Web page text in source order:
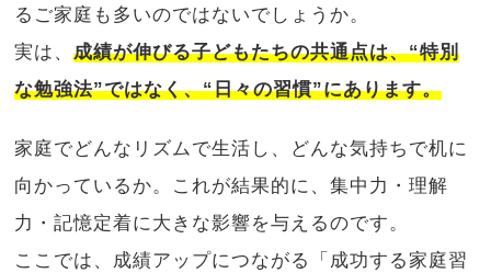
るご家庭も多いのではないでしょうか。
実は、成績が伸びる子どもたちの共通点は、“特別
な勉強法”ではなく、“日々の習慣”にあります。
家庭でどんなリズムで生活し、どんな気持ちで机に
向かっているか。これが結果的に、集中力・理解
力・記憶定着に大きな影響を与えるのです。
ここでは、成績アップにつながる「成功する家庭習